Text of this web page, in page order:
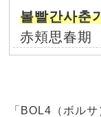
볼빨간사춘
赤頬思春期
「BOL4（ボル